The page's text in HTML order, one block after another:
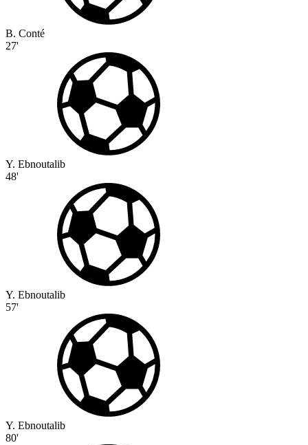
B. Conté
27'
Y. Ebnoutalib
48'
Y. Ebnoutalib
57'
Y. Ebnoutalib
80'